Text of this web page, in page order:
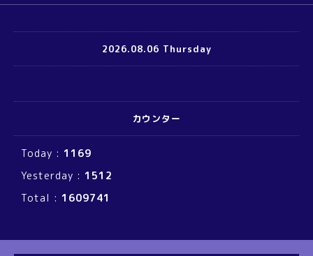
2026.08.06 Thursday
カウンター
Today : 1169
Yesterday : 1512
Total : 1609741